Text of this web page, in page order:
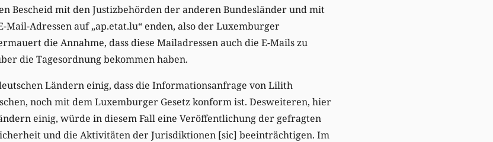
Bescheid mit den Justizbehörden der anderen Bundesländer und mit
Adressen auf „ap.etat.lu“ enden, also der Luxemburger
die Annahme, dass diese Mailadressen auch die E-Mails zu
die Tagesordnung bekommen haben.
Ländern einig, dass die Informationsanfrage von Lilith
noch mit dem Luxemburger Gesetz konform ist. Desweiteren, hier
einig, würde in diesem Fall eine Veröffentlichung der gefragten
und die Aktivitäten der Jurisdiktionen [sic] beeinträchtigen. Im